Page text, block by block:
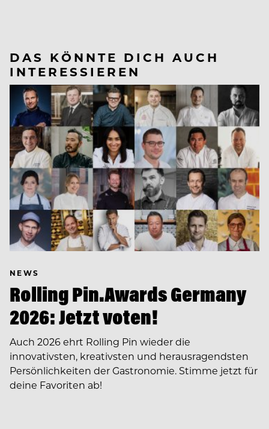
DAS KÖNNTE DICH AUCH
INTERESSIEREN
NEWS
Rolling Pin.Awards Germany
2026: Jetzt voten!
Auch 2026 ehrt Rolling Pin wieder die
innovativsten, kreativsten und herausragendsten
Persönlichkeiten der Gastronomie. Stimme jetzt für
deine Favoriten ab!